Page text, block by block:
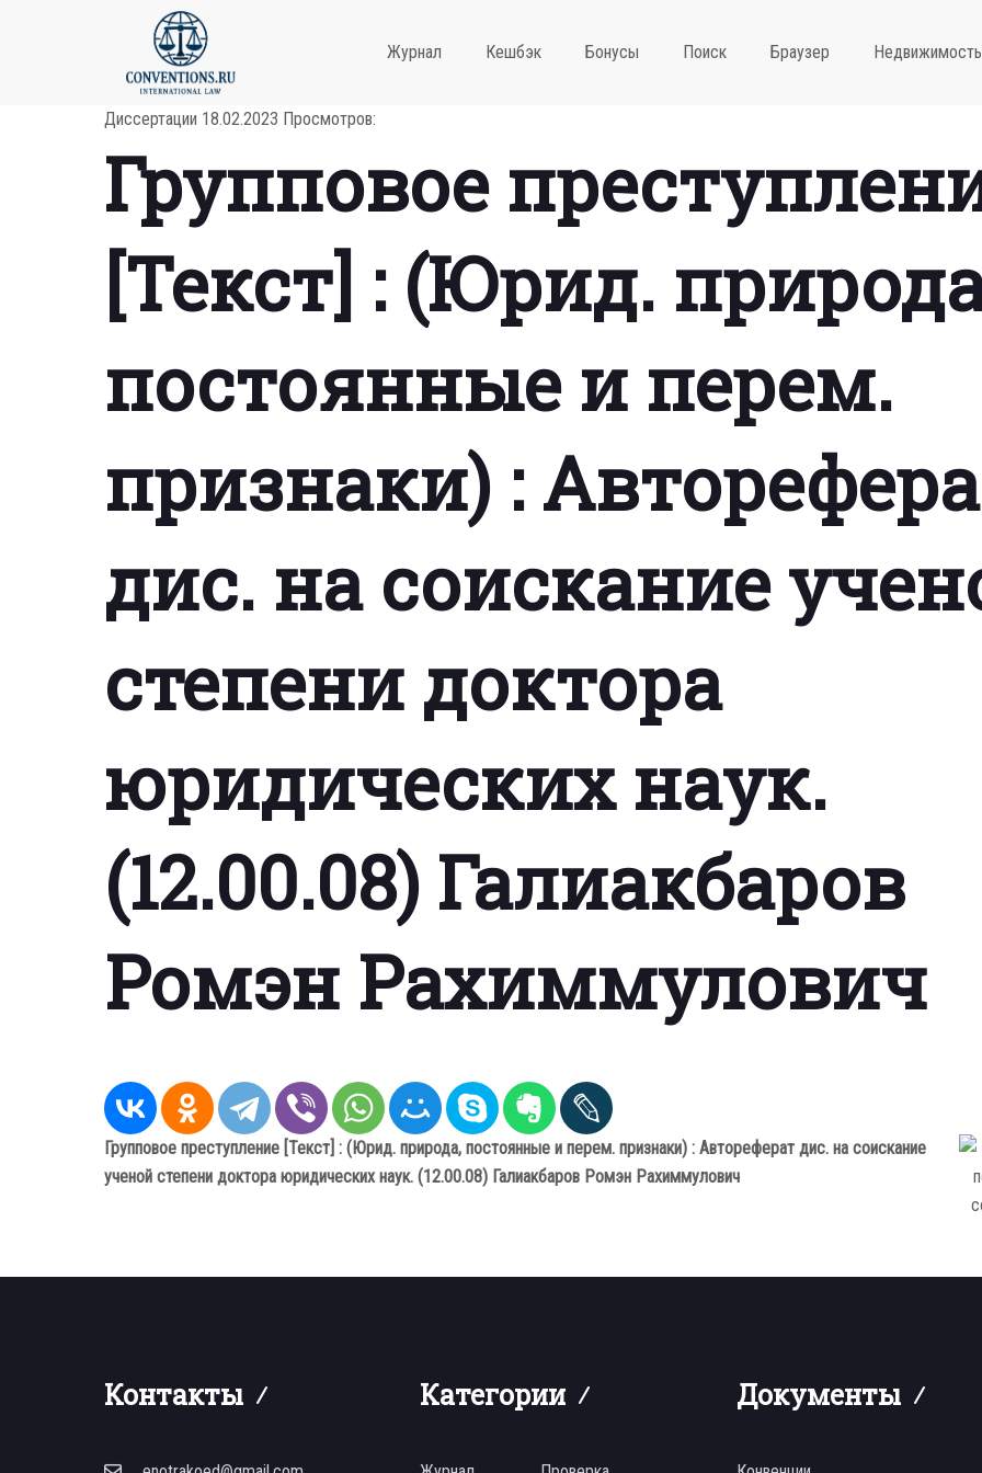
Журнал Кешбэк Бонусы Поиск Браузер Недвижимость
Диссертации 18.02.2023 Просмотров:
Групповое
[Текст] : (Юрид.
постоянные и перем.
признаки) :
дис. на соискание
степени доктора
юридических наук.
(12.00.08) Галиакбаров
Ромэн Рахиммулович
Групповое преступление [Текст] : (Юрид. природа, постоянные и перем. признаки) : Автореферат дис. на соискание
ученой степени доктора юридических наук. (12.00.08) Галиакбаров Ромэн Рахиммулович
Контакты Категории Документы